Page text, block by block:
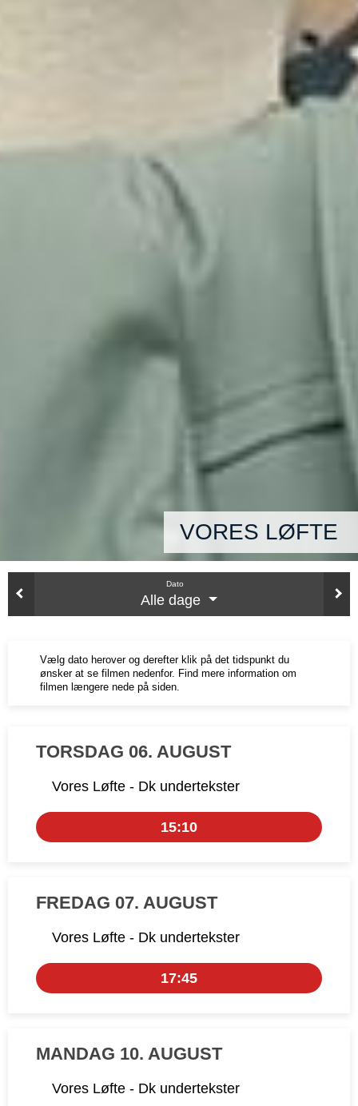
VORES LØFTE
Dato
Alle dage
Vælg dato herover og derefter klik på det tidspunkt du
ønsker at se filmen nedenfor. Find mere information om
filmen længere nede på siden.
TORSDAG 06. AUGUST
Vores Løfte - Dk undertekster
15:10
FREDAG 07. AUGUST
Vores Løfte - Dk undertekster
17:45
MANDAG 10. AUGUST
Vores Løfte - Dk undertekster